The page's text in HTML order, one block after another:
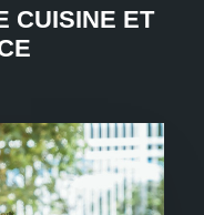
CUISINE ET